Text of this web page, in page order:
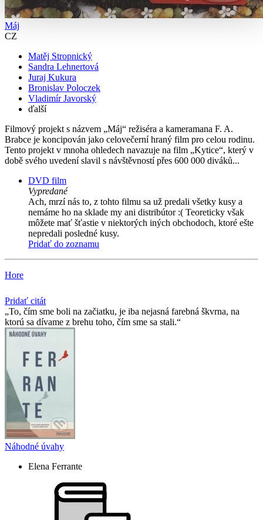
Máj
CZ
Matěj Stropnický
Sandra Lehnertová
Juraj Kukura
Bronislav Poloczek
Vladimír Javorský
ďalší
Filmový projekt s názvem „Máj“ režiséra a kameramana F. A.
Brabce je koncipován jako celovečerní hraný film pro celou rodinu.
Tento projekt v mnoha ohledech navazuje na film „Kytice“, který v
době svého uvedení slavil s návštěvností přes 600 000 diváků...
DVD film
Vypredané
Ach, mrzí nás to, z tohto filmu sa už predali všetky kusy a
nemáme ho na sklade my ani distribútor :( Teoreticky však
môžete mať šťastie v niektorých iných obchodoch, ktoré ešte
nepredali posledné kusy.
Pridať do zoznamu
Hore
Pridať citát
To, čím sme boli na začiatku, je iba nejasná farebná škvrna, na
ktorú sa dívame z brehu toho, čím sme sa stali.
Náhodné úvahy
Elena Ferrante